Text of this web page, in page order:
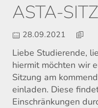
ASTA-
28.09.2021
Liebe Studierende,
hiermit möchten wir
Sitzung am
einladen. Diese
Einschränkungen